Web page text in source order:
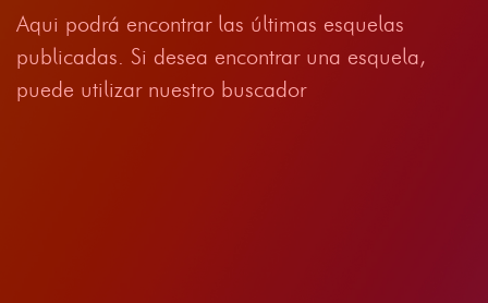
Aqui podrá encontrar las últimas esquelas
publicadas. Si desea encontrar una esquela,
puede utilizar nuestro buscador